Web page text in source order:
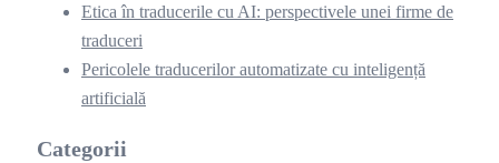
Etica în traducerile cu AI: perspectivele unei firme de
traduceri
Pericolele traducerilor automatizate cu inteligență
artificială
Categorii